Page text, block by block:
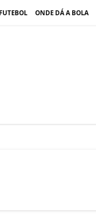
ONDE DÁ A BOLA